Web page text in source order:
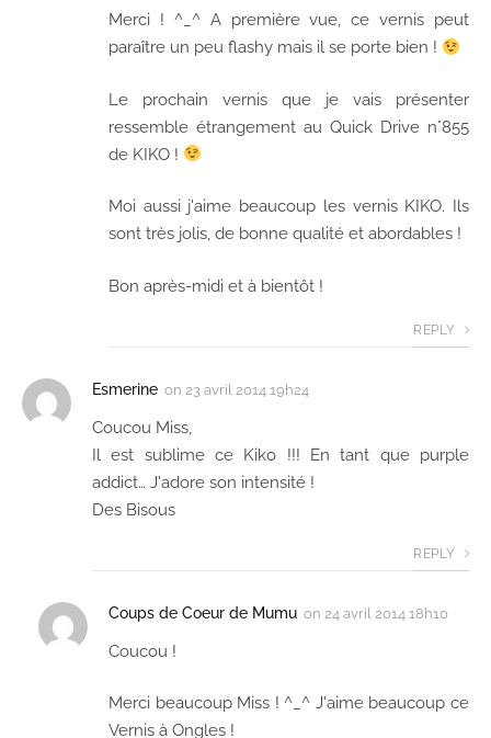
Merci ! ^_^ A première vue, ce vernis peut
paraître un peu flashy mais il se porte bien !
Le prochain vernis que je vais présenter
ressemble étrangement au Quick Drive n°855
de KIKO !
Moi aussi j'aime beaucoup les vernis KIKO. Ils
sont très jolis, de bonne qualité et abordables !
Bon après-midi et à bientôt !
REPLY
Esmerine on 23 avril 2014 19h24
Coucou Miss,
Il est sublime ce Kiko !!! En tant que purple
addict… J'adore son intensité !
Des Bisous
REPLY
Coups de Coeur de Mumu on 24 avril 2014 18h10
Coucou !
Merci beaucoup Miss ! ^_^ J'aime beaucoup ce
Vernis à Ongles !